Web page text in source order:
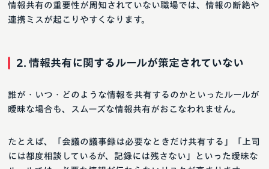
情報共有の重要性が周知されていない職場では、情報の断絶や
連携ミスが起こりやすくなります。
2. 情報共有に関するルールが策定されていない
誰が・いつ・どのような情報を共有するのかといったルールが
曖昧な場合も、スムーズな情報共有がおこなわれません。
たとえば、「会議の議事録は必要なときだけ共有する」「上司
には都度相談しているが、記録には残さない」といった曖昧な